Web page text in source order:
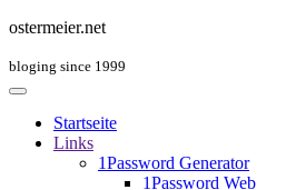
ostermeier.net
bloging since 1999
Startseite
Links
1Password Generator
1Password Web